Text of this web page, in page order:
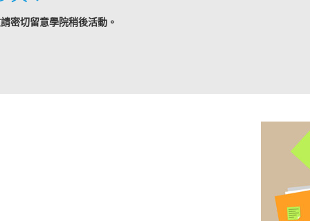
密切留意學院稍後活動。